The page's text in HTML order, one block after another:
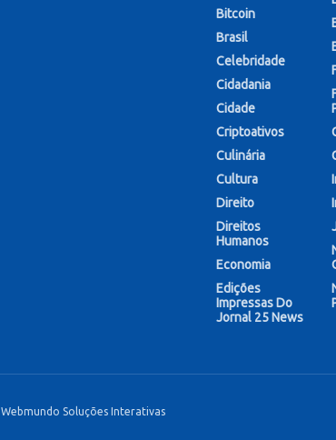
Bitcoin
Brasil
Celebridade
Cidadania
Cidade
Criptoativos
Culinária
Cultura
Direito
Direitos
Humanos
Economia
Edições
Impressas Do
Jornal 25 News
Webmundo Soluções Interativas